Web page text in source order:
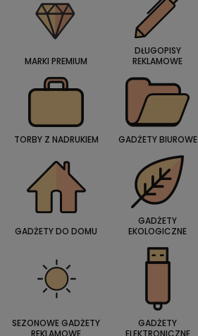
MARKI PREMIUM
DŁUGOPISY
REKLAMOWE
TORBY Z NADRUKIEM GADŻETY BIUROWE
GADŻETY DO DOMU
GADŻETY
EKOLOGICZNE
SEZONOWE GADŻETY
GADŻETY